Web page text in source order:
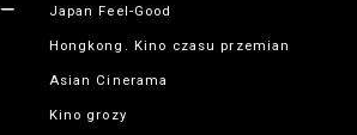
Japan Feel-Good
Hongkong. Kino czasu przemian
Asian Cinerama
Kino grozy